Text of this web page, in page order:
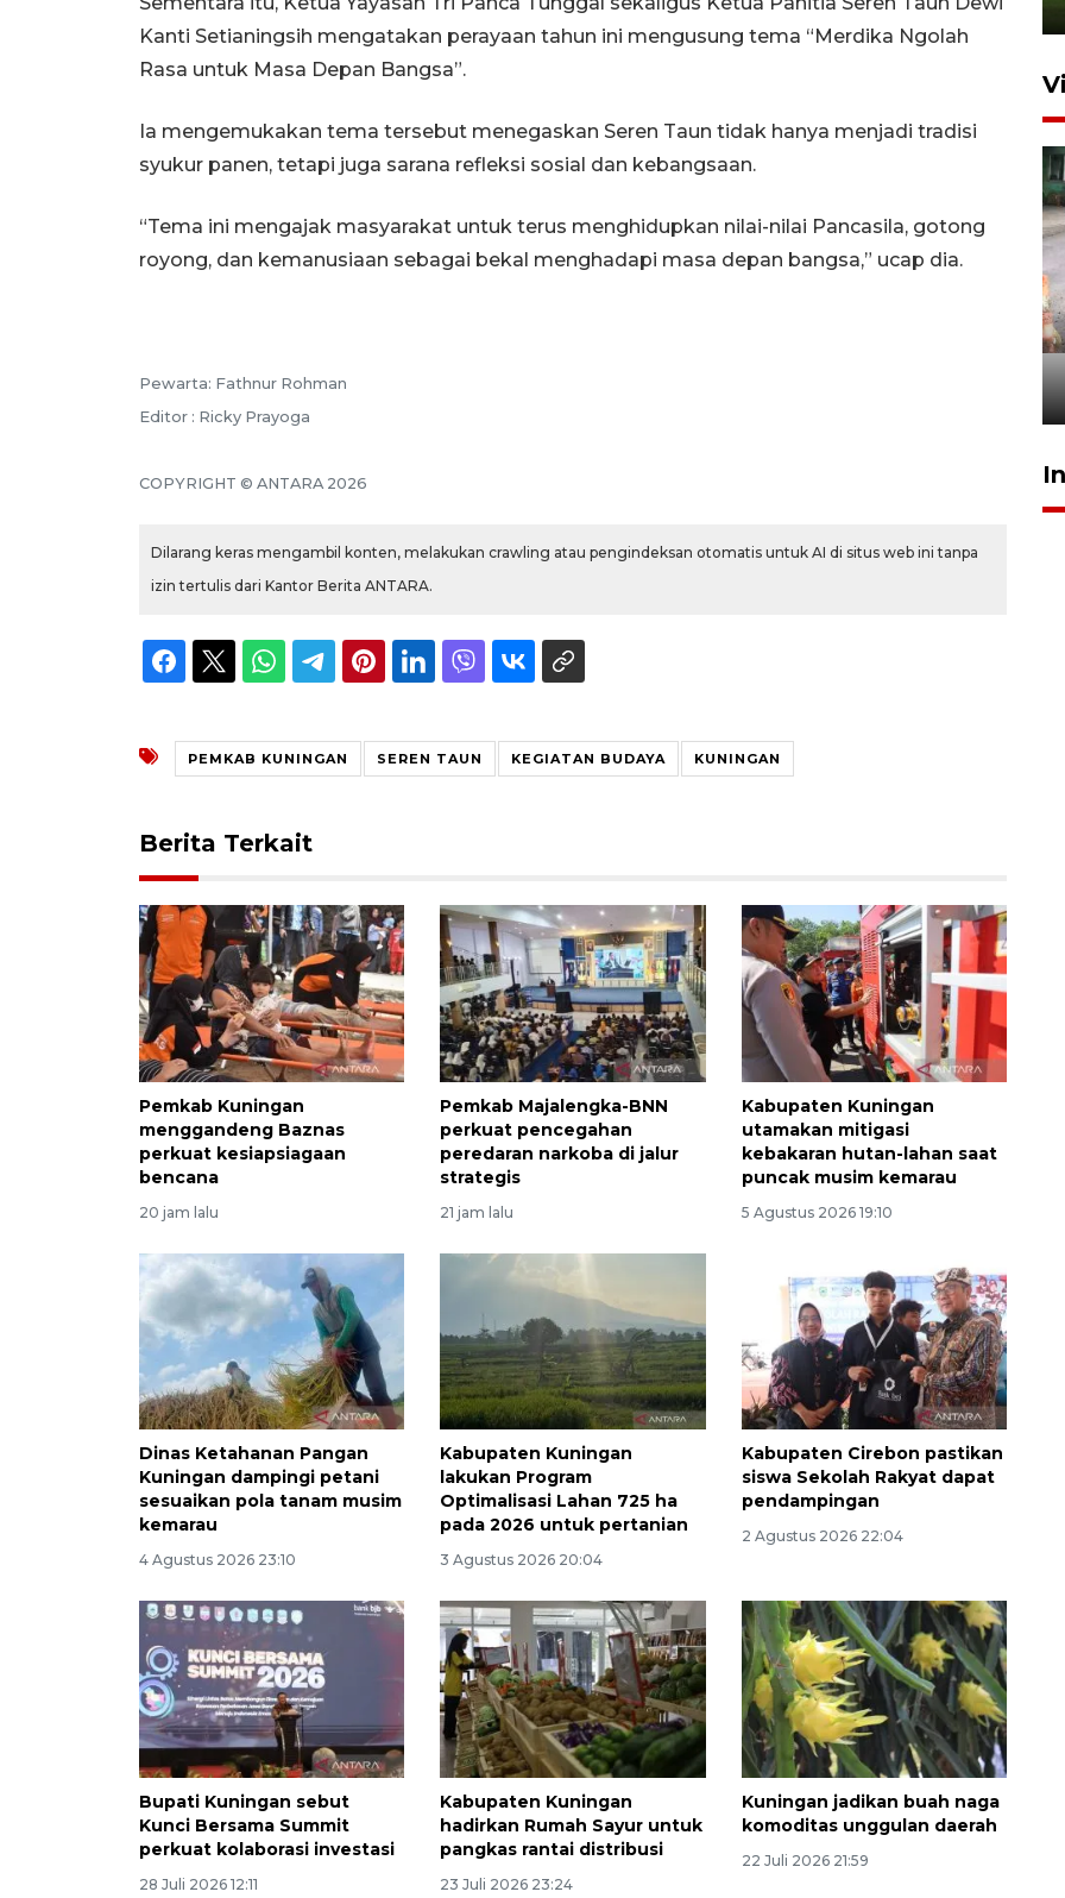
Kanti Setianingsih mengatakan perayaan tahun ini mengusung tema “Merdika Ngolah
Rasa untuk Masa Depan Bangsa”.
Ia mengemukakan tema tersebut menegaskan Seren Taun tidak hanya menjadi tradisi
syukur panen, tetapi juga sarana refleksi sosial dan kebangsaan.
“Tema ini mengajak masyarakat untuk terus menghidupkan nilai-nilai Pancasila, gotong
royong, dan kemanusiaan sebagai bekal menghadapi masa depan bangsa,” ucap dia.
Pewarta: Fathnur Rohman
Editor : Ricky Prayoga
COPYRIGHT © ANTARA 2026
Dilarang keras mengambil konten, melakukan crawling atau pengindeksan otomatis untuk AI di situs web ini tanpa
izin tertulis dari Kantor Berita ANTARA.
PEMKAB KUNINGAN SEREN TAUN KEGIATAN BUDAYA KUNINGAN
Berita Terkait
Pemkab Kuningan
menggandeng Baznas
perkuat kesiapsiagaan
bencana
20 jam lalu
Pemkab Majalengka-BNN
perkuat pencegahan
peredaran narkoba di jalur
strategis
21 jam lalu
Kabupaten Kuningan
utamakan mitigasi
kebakaran hutan-lahan saat
puncak musim kemarau
5 Agustus 2026 19:10
Dinas Ketahanan Pangan
Kuningan dampingi petani
sesuaikan pola tanam musim
kemarau
4 Agustus 2026 23:10
Kabupaten Kuningan
lakukan Program
Optimalisasi Lahan 725 ha
pada 2026 untuk pertanian
3 Agustus 2026 20:04
Kabupaten Cirebon pastikan
siswa Sekolah Rakyat dapat
pendampingan
2 Agustus 2026 22:04
Bupati Kuningan sebut
Kunci Bersama Summit
perkuat kolaborasi investasi
28 Juli 2026 12:11
Kabupaten Kuningan
hadirkan Rumah Sayur untuk
pangkas rantai distribusi
23 Juli 2026 23:24
Kuningan jadikan buah naga
komoditas unggulan daerah
22 Juli 2026 21:59
Ekspedisi Rupiah Berdaulat